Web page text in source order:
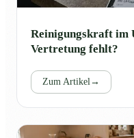
Reinigungskraft im
Vertretung fehlt?
Zum Artikel→